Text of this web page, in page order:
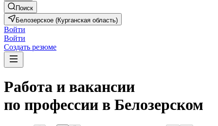
Поиск
Белозерское (Курганская область)
Войти
Войти
Создать резюме
Работа и вакансии
по профессии в Белозерском